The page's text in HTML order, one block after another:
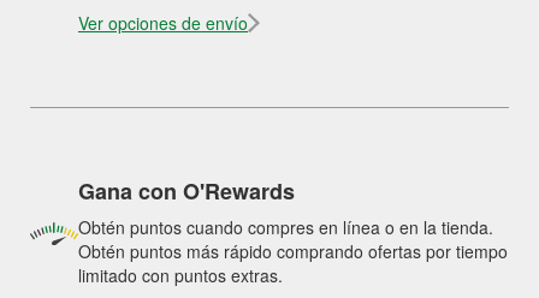
Ver opciones de envío
Gana con O'Rewards
Obtén puntos cuando compres en línea o en la tienda.
Obtén puntos más rápido comprando ofertas por tiempo
limitado con puntos extras.